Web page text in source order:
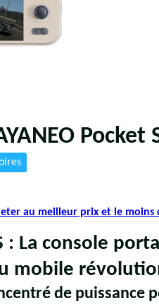
au meilleur prix et le moins
: La console
mobile
de puissance